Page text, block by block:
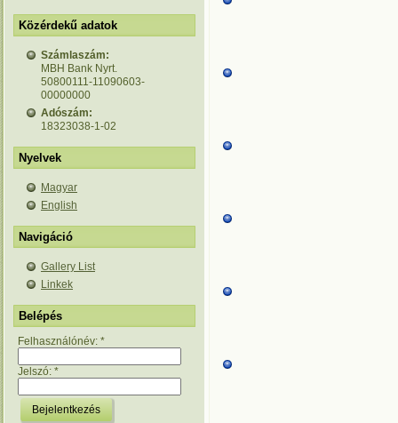
Közérdekű adatok
Számlaszám:
MBH Bank Nyrt.
50800111-11090603-
00000000
Adószám:
18323038-1-02
Nyelvek
Magyar
English
Navigáció
Gallery List
Linkek
Belépés
Felhasználónév: *
Jelszó: *